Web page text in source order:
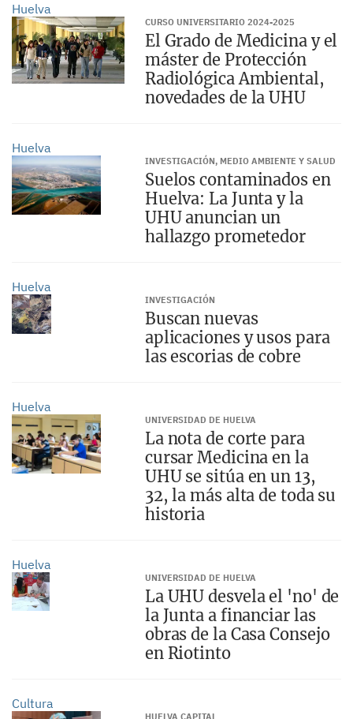
Huelva
CURSO UNIVERSITARIO 2024-2025
El Grado de Medicina y el
máster de Protección
Radiológica Ambiental,
novedades de la UHU
Huelva
INVESTIGACIÓN, MEDIO AMBIENTE Y SALUD
Suelos contaminados en
Huelva: La Junta y la
UHU anuncian un
hallazgo prometedor
Huelva
INVESTIGACIÓN
Buscan nuevas
aplicaciones y usos para
las escorias de cobre
Huelva
UNIVERSIDAD DE HUELVA
La nota de corte para
cursar Medicina en la
UHU se sitúa en un 13,
32, la más alta de toda su
historia
Huelva
UNIVERSIDAD DE HUELVA
La UHU desvela el 'no' de
la Junta a financiar las
obras de la Casa Consejo
en Riotinto
Cultura
HUELVA CAPITAL